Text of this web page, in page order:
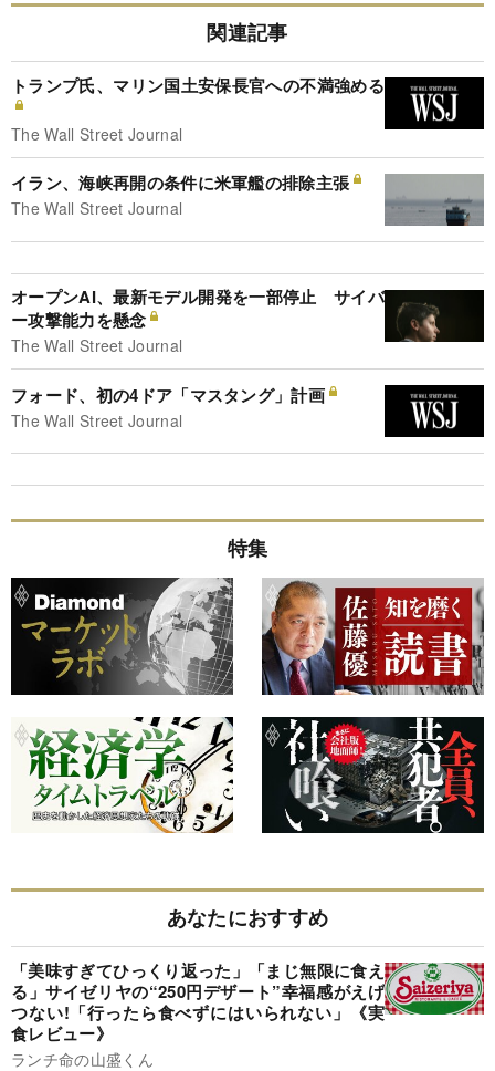
関連記事
トランプ氏、マリン国土安保長官への不満強める
The Wall Street Journal
イラン、海峡再開の条件に米軍艦の排除主張
The Wall Street Journal
オープンAI、最新モデル開発を一部停止 サイバ
ー攻撃能力を懸念
The Wall Street Journal
フォード、初の4ドア「マスタング」計画
The Wall Street Journal
特集
あなたにおすすめ
「美味すぎてひっくり返った」「まじ無限に食え
る」サイゼリヤの“250円デザート”幸福感がえげ
つない!「行ったら食べずにはいられない」《実
食レビュー》
ランチ命の山盛くん